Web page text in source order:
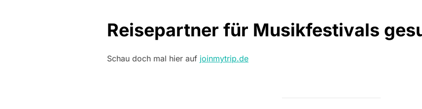
Reisepartner für Musikfestivals
Schau doch mal hier auf joinmytrip.de